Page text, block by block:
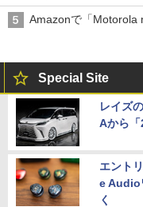
穴と楽天モバイルの課
Amazonで「Motorola
Special Site
レイズ
Aから「
エント
e Audio
く